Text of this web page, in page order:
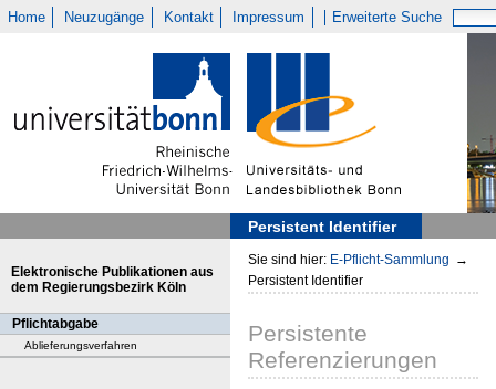
Home Neuzugänge Kontakt Impressum Erweiterte Suche
Persistent Identifier
Elektronische Publikationen aus
dem Regierungsbezirk Köln
Pflichtabgabe
Ablieferungsverfahren
Sie sind hier: E-Pflicht-Sammlung →
Persistent Identifier
Persistente
Referenzierungen